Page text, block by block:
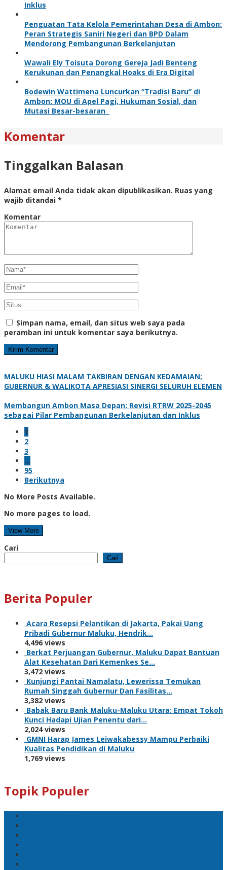
Inklus
Penguatan Tata Kelola Pemerintahan Desa di Ambon:
Peran Strategis Saniri Negeri dan BPD Dalam
Mendorong Pembangunan Berkelanjutan
Wawali Ely Toisuta Dorong Gereja Jadi Benteng
Kerukunan dan Penangkal Hoaks di Era Digital
Bodewin Wattimena Luncurkan “Tradisi Baru” di
Ambon: MOU di Apel Pagi, Hukuman Sosial, dan
Mutasi Besar-besaran
Komentar
Tinggalkan Balasan
Alamat email Anda tidak akan dipublikasikan. Ruas yang
wajib ditandai *
Komentar
Simpan nama, email, dan situs web saya pada
peramban ini untuk komentar saya berikutnya.
MALUKU HIASI MALAM TAKBIRAN DENGAN KEDAMAIAN;
GUBERNUR & WALIKOTA APRESIASI SINERGI SELURUH ELEMEN
Membangun Ambon Masa Depan: Revisi RTRW 2025-2045
sebagai Pilar Pembangunan Berkelanjutan dan Inklus
1
2
3
…
95
Berikutnya
No More Posts Available.
No more pages to load.
View More
Cari
Cari
Berita Populer
Acara Resepsi Pelantikan di Jakarta, Pakai Uang
Pribadi Gubernur Maluku, Hendrik…
4,496 views
Berkat Perjuangan Gubernur, Maluku Dapat Bantuan
Alat Kesehatan Dari Kemenkes Se…
3,472 views
Kunjungi Pantai Namalatu, Lewerissa Temukan
Rumah Singgah Gubernur Dan Fasilitas…
3,382 views
Babak Baru Bank Maluku-Maluku Utara: Empat Tokoh
Kunci Hadapi Ujian Penentu dari…
2,024 views
GMNI Harap James Leiwakabessy Mampu Perbaiki
Kualitas Pendidikan di Maluku
1,769 views
Topik Populer